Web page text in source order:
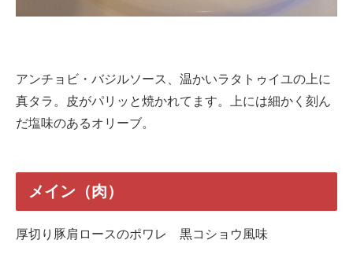
アンチョビ・バジルソース、温かいラタトゥイユの上に
真タラ。皮がパリッと焼かれてます。上には細かく刻ん
だ塩味のあるオリーブ。
メイン（肉）
厚切り豚肩ロースのポワレ 黒コショウ風味